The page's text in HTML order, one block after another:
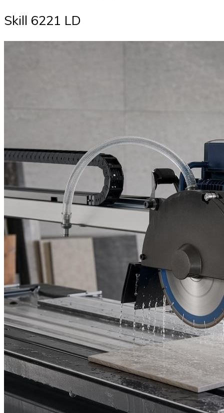
Skill 6221 LD